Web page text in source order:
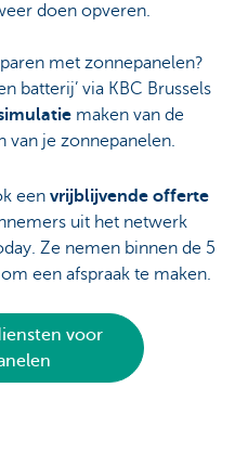
doen opveren.
met zonnepanelen?
batterij’ via KBC Brussels
maken van de
van je zonnepanelen.
een vrijblijvende offerte
uit het netwerk
Ze nemen binnen de 5
een afspraak te maken.
voor